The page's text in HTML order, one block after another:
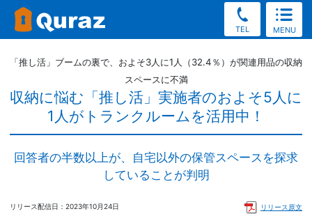
TEL MENU
「推し活」ブームの裏で、およそ3人に1人（32.4％）が関連用品の収納
スペースに不満
収納に悩む「推し活」実施者のおよそ5人に
1人がトランクルームを活用中！
回答者の半数以上が、自宅以外の保管スペースを探求
していることが判明
リリース配信日：2023年10月24日 リリース原文